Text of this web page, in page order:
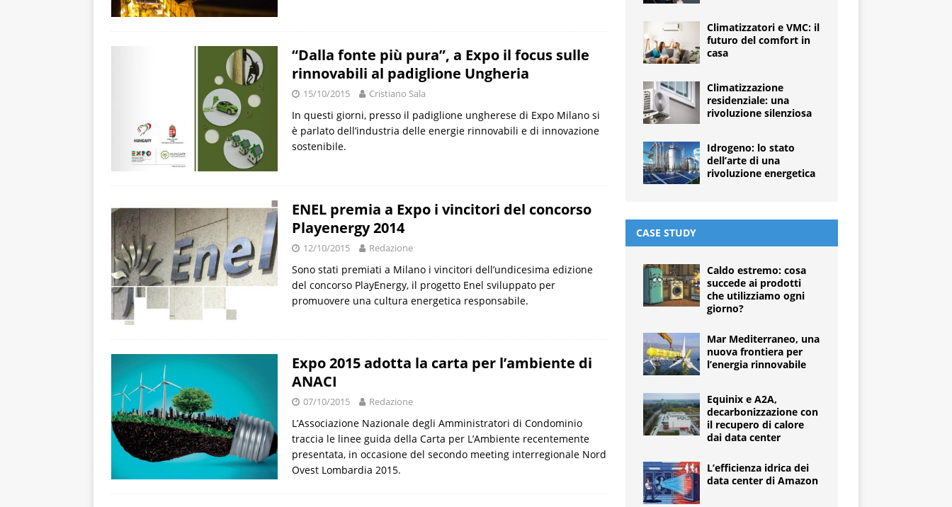
“Dalla fonte più pura”, a Expo il focus sulle
rinnovabili al padiglione Ungheria
15/10/2015 Cristiano Sala
In questi giorni, presso il padiglione ungherese di Expo Milano si
è parlato dell’industria delle energie rinnovabili e di innovazione
sostenibile.
ENEL premia a Expo i vincitori del concorso
Playenergy 2014
12/10/2015 Redazione
Sono stati premiati a Milano i vincitori dell’undicesima edizione
del concorso PlayEnergy, il progetto Enel sviluppato per
promuovere una cultura energetica responsabile.
Expo 2015 adotta la carta per l’ambiente di
ANACI
07/10/2015 Redazione
L’Associazione Nazionale degli Amministratori di Condominio
traccia le linee guida della Carta per L’Ambiente recentemente
presentata, in occasione del secondo meeting interregionale Nord
Ovest Lombardia 2015.
Climatizzatori e VMC: il
futuro del comfort in
casa
Climatizzazione
residenziale: una
rivoluzione silenziosa
Idrogeno: lo stato
dell’arte di una
rivoluzione energetica
CASE STUDY
Caldo estremo: cosa
succede ai prodotti
che utilizziamo ogni
giorno?
Mar Mediterraneo, una
nuova frontiera per
l’energia rinnovabile
Equinix e A2A,
decarbonizzazione con
il recupero di calore
dai data center
L’efficienza idrica dei
data center di Amazon